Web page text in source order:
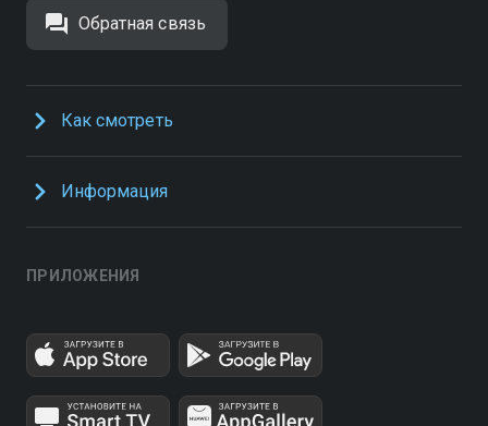
Обратная связь
Как смотреть
Информация
ПРИЛОЖЕНИЯ